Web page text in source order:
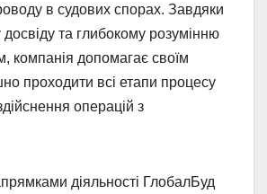
в судових спорах. Завдяки
досвіду та глибокому розумінню
компанія допомагає своїм
проходити всі етапи процесу
операцій з
діяльності ГлобалБуд